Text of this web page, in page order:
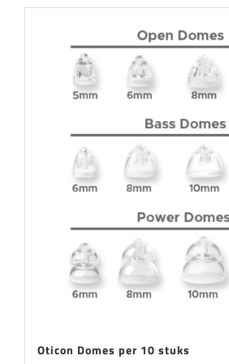
Oticon Domes per 10 stuks